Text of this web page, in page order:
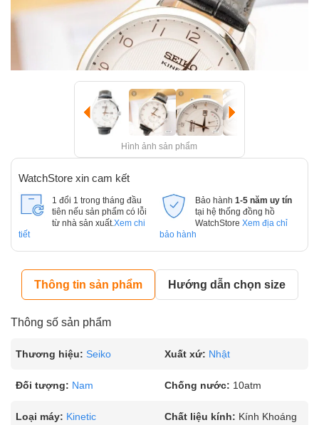
Hình ảnh sản phẩm
WatchStore xin cam kết
1 đổi 1 trong tháng đầu
tiên nếu sản phẩm có lỗi
từ nhà sản xuất. Xem chi
tiết
Bảo hành 1-5 năm uy tín
tại hệ thống đồng hồ
WatchStore Xem địa chỉ
bảo hành
Thông tin sản phẩm Hướng dẫn chọn size
Thông số sản phẩm
Thương hiệu: Seiko Xuất xứ: Nhật
Đối tượng: Nam Chống nước: 10atm
Loại máy: Kinetic Chất liệu kính: Kính Khoáng